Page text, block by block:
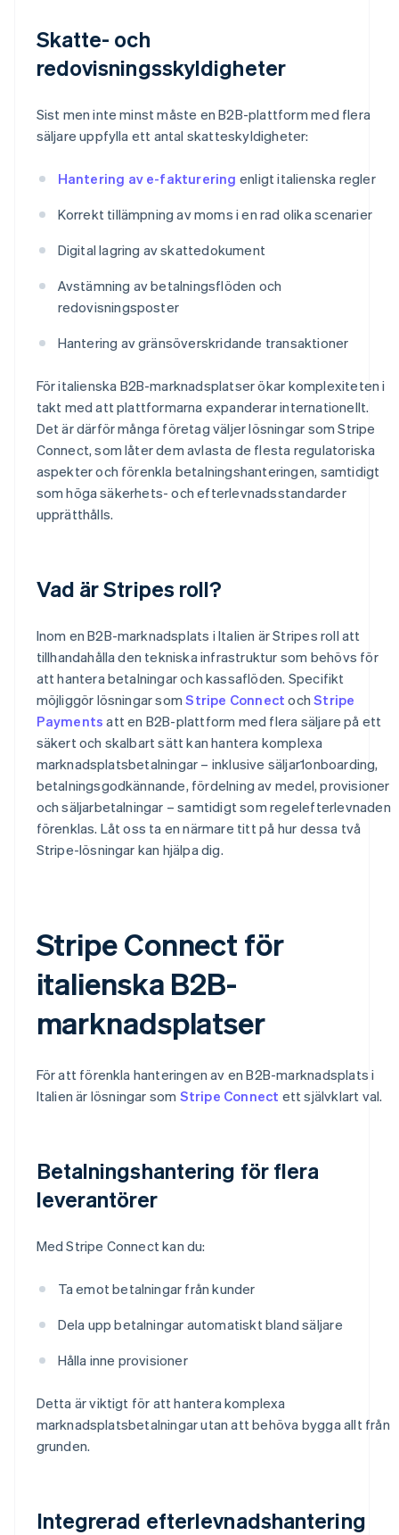
Skatte- och
redovisningsskyldigheter
Sist men inte minst måste en B2B-plattform med flera
säljare uppfylla ett antal skatteskyldigheter:
Hantering av e-fakturering enligt italienska regler
Korrekt tillämpning av moms i en rad olika scenarier
Digital lagring av skattedokument
Avstämning av betalningsflöden och
redovisningsposter
Hantering av gränsöverskridande transaktioner
För italienska B2B-marknadsplatser ökar komplexiteten i
takt med att plattformarna expanderar internationellt.
Det är därför många företag väljer lösningar som Stripe
Connect, som låter dem avlasta de flesta regulatoriska
aspekter och förenkla betalningshanteringen, samtidigt
som höga säkerhets- och efterlevnadsstandarder
upprätthålls.
Vad är Stripes roll?
Inom en B2B-marknadsplats i Italien är Stripes roll att
tillhandahålla den tekniska infrastruktur som behövs för
att hantera betalningar och kassaflöden. Specifikt
möjliggör lösningar somStripe Connect ochStripe
Payments att en B2B-plattform med flera säljare på ett
säkert och skalbart sätt kan hantera komplexa
marknadsplatsbetalningar – inklusive säljar1onboarding,
betalningsgodkännande, fördelning av medel, provisioner
och säljarbetalningar – samtidigt som regelefterlevnaden
förenklas. Låt oss ta en närmare titt på hur dessa två
Stripe-lösningar kan hjälpa dig.
Stripe Connect för
italienska B2B-
marknadsplatser
För att förenkla hanteringen av en B2B-marknadsplats i
Italien är lösningar som Stripe Connect ett självklart val.
Betalningshantering för flera
leverantörer
Med Stripe Connect kan du:
Ta emot betalningar från kunder
Dela upp betalningar automatiskt bland säljare
Hålla inne provisioner
Detta är viktigt för att hantera komplexa
marknadsplatsbetalningar utan att behöva bygga allt från
grunden.
Integrerad efterlevnadshantering